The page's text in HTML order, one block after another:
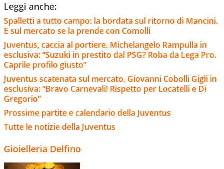
Leggi anche:
Spalletti a tutto campo: la bordata sul ritorno di Mancini.
E sul mercato se la prende con Comolli
Juventus, caccia al portiere. Michelangelo Rampulla in
esclusiva: “Suzuki in prestito dal PSG? Roba da Lega Pro.
Caprile profilo giusto”
Juventus scatenata sul mercato, Giovanni Cobolli Gigli in
esclusiva: “Bravo Carnevali! Rispetto per Locatelli e Di
Gregorio”
Prossime partite e calendario della Juventus
Tutte le notizie della Juventus
Gioielleria Delfino